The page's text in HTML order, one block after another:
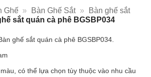
Ghế » Bàn Ghế Sắt »
Bàn ghế sắt
sắt quán cà phê BGSBP034
ghế sắt quán cà phê BGSBP034.
có thể lựa chọn tùy thuộc vào nhu cầu